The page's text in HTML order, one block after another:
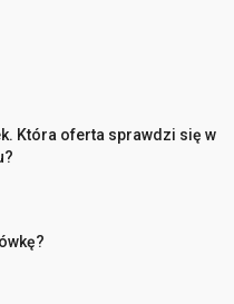
Która oferta sprawdzi się w